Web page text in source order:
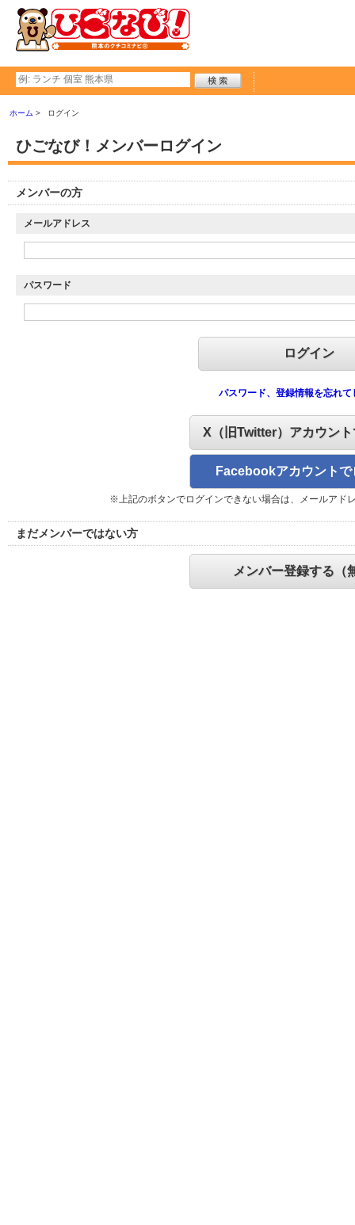
ホーム ログイン
ひごなび！メンバーログイン
メンバーの方
メールアドレス
パスワード
パスワード、登録情報を忘れて
X（旧Twitter）アカウン
Facebookアカウントで
※上記のボタンでログインできない場合は、メールアド
まだメンバーではない方
メンバー登録する（